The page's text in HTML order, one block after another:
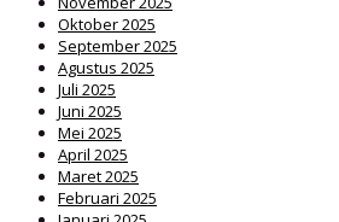
Oktober 2025
September 2025
Agustus 2025
Juli 2025
Juni 2025
Mei 2025
April 2025
Maret 2025
Februari 2025